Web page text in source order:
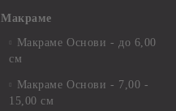
Макраме
Макраме Основи - до 6,00
см
Макраме Основи - 7,00 -
15,00 см